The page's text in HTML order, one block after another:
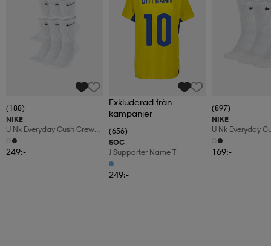
(188)
NIKE
U Nk Everyday Cush Crew
6pr-Bd
249:-
Exkluderad från
kampanjer
(656)
SOC
J Supporter Name T
249:-
(897)
NIKE
U Nk Everyday
3pr
169:-